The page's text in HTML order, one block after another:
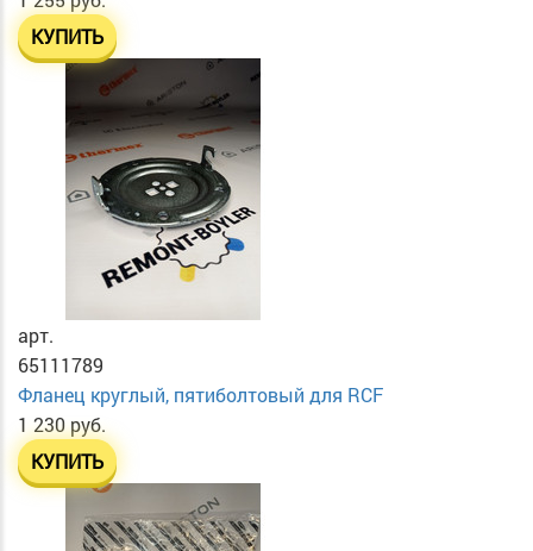
КУПИТЬ
арт.
65111789
Фланец круглый, пятиболтовый для RCF
1 230 руб.
КУПИТЬ